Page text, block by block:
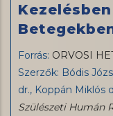
Forrás: ORVOSI
Szerzők: Bódis
dr., Koppán Miklós
Szülészeti Humán